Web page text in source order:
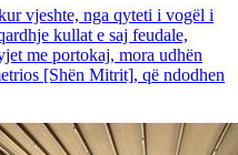
vjeshte, nga qyteti i vogël i
kullat e saj feudale,
me portokaj, mora udhën
[Shën Mitrit], që ndodhen